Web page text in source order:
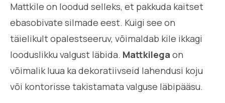
Mattkile on loodud selleks, et pakkuda kaitset
ebasobivate silmade eest. Kuigi see on
täielikult opalestseeruv, võimaldab kile ikkagi
looduslikku valgust läbida. Mattkilega on
võimalik luua ka dekoratiivseid lahendusi koju
või kontorisse takistamata valguse läbipääsu.